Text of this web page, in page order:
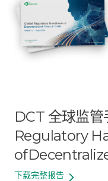
DCT 全球监
Regulatory
of
下载完整报告